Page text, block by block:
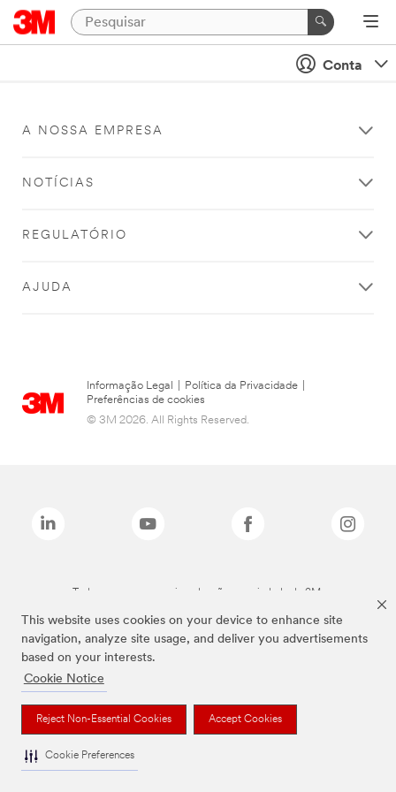
This website uses cookies on your device to enhance site
navigation, analyze site usage, and deliver you advertisements
based on your interests.
Cookie Notice
Reject Non-Essential Cookies Accept Cookies
Cookie Preferences
Conta
A NOSSA EMPRESA
NOTÍCIAS
REGULATÓRIO
AJUDA
Informação Legal Política da Privacidade
Preferências de cookies
© 3M 2026. All Rights Reserved.
Todas as marcas mencionadas são propriedade da 3M.